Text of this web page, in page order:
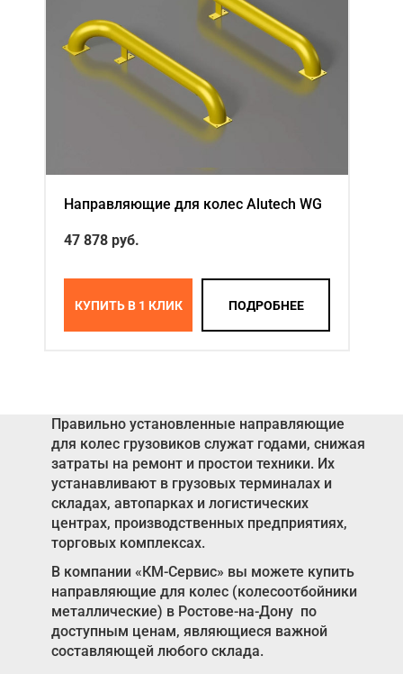
Где купить
Отзывы
Направляющие для колес Alutech WG
47 878 руб.
КУПИТЬ В 1 КЛИК ПОДРОБНЕЕ
Правильно установленные направляющие
для колес грузовиков служат годами, снижая
затраты на ремонт и простои техники. Их
устанавливают в грузовых терминалах и
складах, автопарках и логистических
центрах, производственных предприятиях,
торговых комплексах.
В компании «КМ-Сервис» вы можете купить
направляющие для колес (колесоотбойники
металлические) в Ростове-на-Дону по
доступным ценам, являющиеся важной
составляющей любого склада.